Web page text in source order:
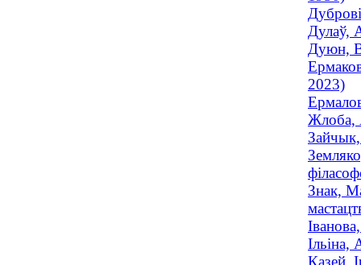
Дулаў,
Дуюн,
2023)
Жлоба,
Знак,
Ільіна,